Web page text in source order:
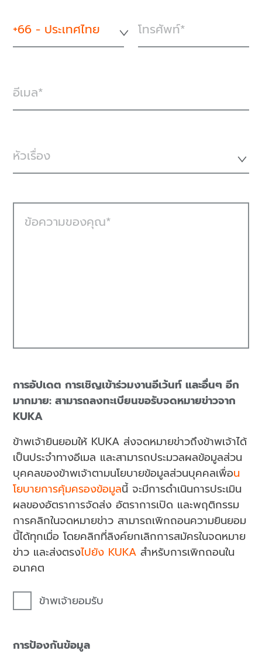
+66 - ประเทศไทย โทรศัพท์
อีเมล
หัวเรื่อง
ข้อความของคุณ
การอัปเดต การเชิญเข้าร่วมงานอีเว้นท์ และอื่นๆ อีก
มากมาย: สามารถลงทะเบียนขอรับจดหมายข่าวจาก
KUKA
ข้าพเจ้ายินยอมให้ KUKA ส่งจดหมายข่าวถึงข้าพเจ้าได้
เป็นประจำทางอีเมล และสามารถประมวลผลข้อมูลส่วน
บุคคลของข้าพเจ้าตามนโยบายข้อมูลส่วนบุคคลเพื่อน
โยบายการคุ้มครองข้อมูลนี้ จะมีการดำเนินการประเมิน
ผลของอัตราการจัดส่ง อัตราการเปิด และพฤติกรรม
การคลิกในจดหมายข่าว สามารถเพิกถอนความยินยอม
นี้ได้ทุกเมื่อ โดยคลิกที่ลิงค์ยกเลิกการสมัครในจดหมาย
ข่าว และส่งตรงไปยัง KUKA สำหรับการเพิกถอนใน
อนาคต
ข้าพเจ้ายอมรับ
การป้องกันข้อมูล